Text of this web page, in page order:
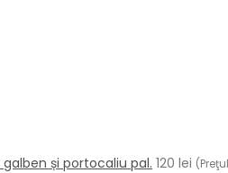
și portocaliu pal. 120 lei